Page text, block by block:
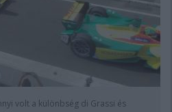
volt a különbség di Grassi és